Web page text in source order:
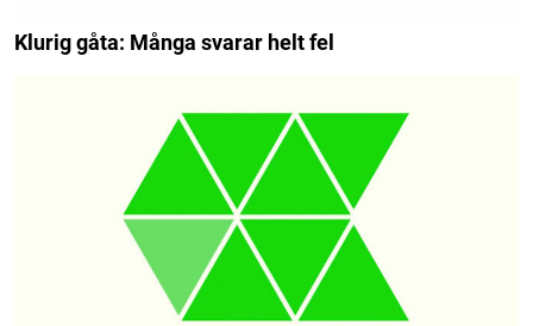
Klurig gåta: Många svarar helt fel